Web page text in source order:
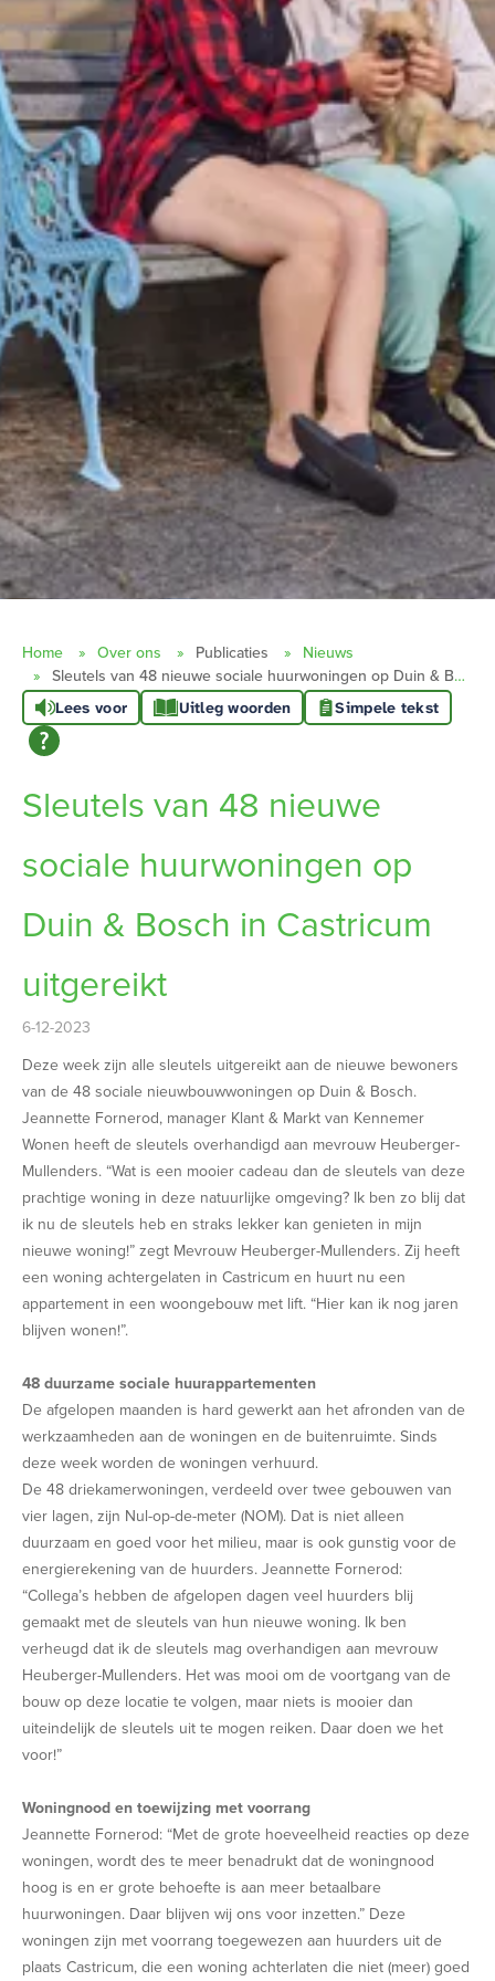
Home Over ons Publicaties
Nieuws
Sleutels van 48 nieuwe sociale huurwoningen op Duin & Bosch in Castricum uitgereikt
Lees voor Uitleg woorden Simpele tekst
Sleutels van 48 nieuwe
sociale huurwoningen op
Duin & Bosch in Castricum
uitgereikt
6-12-2023
Deze week zijn alle sleutels uitgereikt aan de nieuwe bewoners
van de 48 sociale nieuwbouwwoningen op Duin & Bosch.
Jeannette Fornerod, manager Klant & Markt van Kennemer
Wonen heeft de sleutels overhandigd aan mevrouw Heuberger-
Mullenders. “Wat is een mooier cadeau dan de sleutels van deze
prachtige woning in deze natuurlijke omgeving? Ik ben zo blij dat
ik nu de sleutels heb en straks lekker kan genieten in mijn
nieuwe woning!” zegt Mevrouw Heuberger-Mullenders. Zij heeft
een woning achtergelaten in Castricum en huurt nu een
appartement in een woongebouw met lift. “Hier kan ik nog jaren
blijven wonen!”.
48 duurzame sociale huurappartementen
De afgelopen maanden is hard gewerkt aan het afronden van de
werkzaamheden aan de woningen en de buitenruimte. Sinds
deze week worden de woningen verhuurd.
De 48 driekamerwoningen, verdeeld over twee gebouwen van
vier lagen, zijn Nul-op-de-meter (NOM). Dat is niet alleen
duurzaam en goed voor het milieu, maar is ook gunstig voor de
energierekening van de huurders. Jeannette Fornerod:
“Collega’s hebben de afgelopen dagen veel huurders blij
gemaakt met de sleutels van hun nieuwe woning. Ik ben
verheugd dat ik de sleutels mag overhandigen aan mevrouw
Heuberger-Mullenders. Het was mooi om de voortgang van de
bouw op deze locatie te volgen, maar niets is mooier dan
uiteindelijk de sleutels uit te mogen reiken. Daar doen we het
voor!”
Woningnood en toewijzing met voorrang
Jeannette Fornerod: “Met de grote hoeveelheid reacties op deze
woningen, wordt des te meer benadrukt dat de woningnood
hoog is en er grote behoefte is aan meer betaalbare
huurwoningen. Daar blijven wij ons voor inzetten.” Deze
woningen zijn met voorrang toegewezen aan huurders uit de
plaats Castricum, die een woning achterlaten die niet (meer) goed